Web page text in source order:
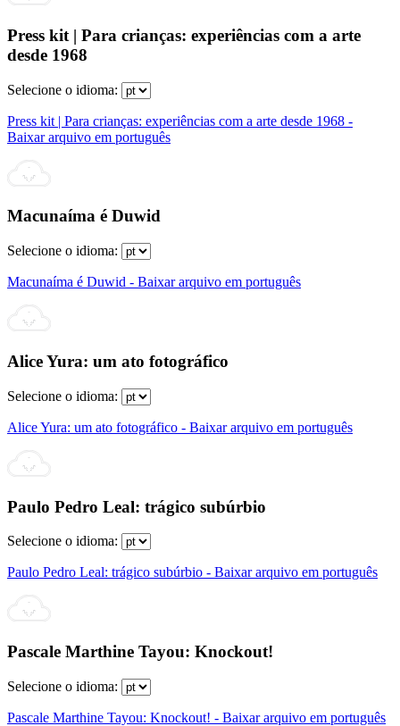
Press kit | Para crianças: experiências com a arte
desde 1968
Selecione o idioma:
Press kit | Para crianças: experiências com a arte desde 1968 -
Baixar arquivo em português
Macunaíma é Duwid
Selecione o idioma:
Macunaíma é Duwid - Baixar arquivo em português
Alice Yura: um ato fotográfico
Selecione o idioma:
Alice Yura: um ato fotográfico - Baixar arquivo em português
Paulo Pedro Leal: trágico subúrbio
Selecione o idioma:
Paulo Pedro Leal: trágico subúrbio - Baixar arquivo em português
Pascale Marthine Tayou: Knockout!
Selecione o idioma:
Pascale Marthine Tayou: Knockout! - Baixar arquivo em português